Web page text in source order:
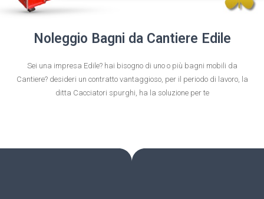
Noleggio Bagni da Cantiere Edile
Sei una impresa Edile? hai bisogno di uno o più bagni mobili da
Cantiere? desideri un contratto vantaggioso, per il periodo di lavoro, la
ditta Cacciatori spurghi, ha la soluzione per te